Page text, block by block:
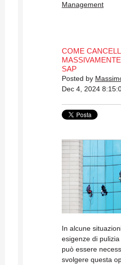
Management
COME
SAP
Posted by
Dec 4, 2024
In alcune
esigenze di pulizia
può essere
svolgere questa